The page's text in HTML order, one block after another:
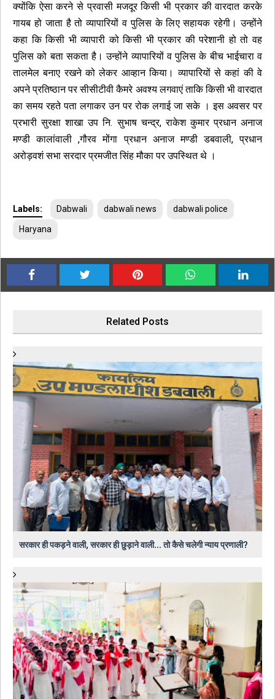
क्योंकि ऐसा करने से प्रवासी मजदूर किसी भी प्रकार की वारदात करके
गायब हो जाता है तो व्यापारियों व पुलिस के लिए सहायक रहेगी। उन्होंने
कहा कि किसी भी व्यापारी को किसी भी प्रकार की परेशानी हो तो वह
पुलिस को बता सकता है। उन्होंने व्यापारियों व पुलिस के बीच भाईचारा व
तालमेल बनाए रखने को लेकर आव्हान किया। व्यापारियों से कहां की वे
अपने प्रतिष्ठान पर सीसीटीवी कैमरे अवश्य लगवाएं ताकि किसी भी वारदात
का समय रहते पता लगाकर उन पर रोक लगाई जा सके । इस अवसर पर
प्रभारी सुरक्षा शाखा उप नि. सुभाष चन्द्र, राकेश कुमार प्रधान अनाज
मण्डी कालांवाली ,गौरव मोंगा प्रधान अनाज मण्डी डबवाली, प्रधान
अरोड़वशं सभा सरदार प्रमजीत सिंह मौका पर उपस्थित थे ।
Labels: Dabwali dabwali news dabwali police
Haryana
Related Posts
सरकार ही पकड़ने वाली, सरकार ही छुड़ाने वाली... तो कैसे चलेगी न्याय प्रणाली?